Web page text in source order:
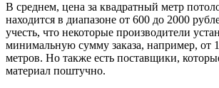
В среднем, цена за квадратный метр
находится в диапазоне от 600 до 2000
учесть, что некоторые производители
минимальную сумму заказа, например, от
метров. Но также есть поставщики,
материал поштучно.